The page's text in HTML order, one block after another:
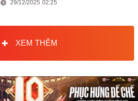
29/12/2025 02:25
XEM THÊM